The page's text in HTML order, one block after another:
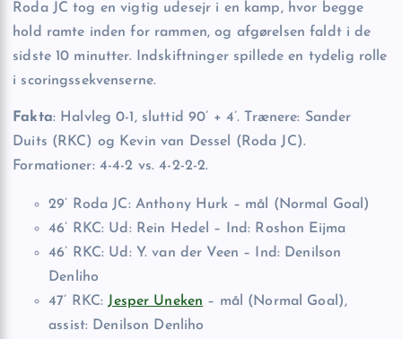
Roda JC tog en vigtig udesejr i en kamp, hvor begge
hold ramte inden for rammen, og afgørelsen faldt i de
sidste 10 minutter. Indskiftninger spillede en tydelig rolle
i scoringssekvenserne.
Fakta: Halvleg 0-1, sluttid 90’ + 4’. Trænere: Sander
Duits (RKC) og Kevin van Dessel (Roda JC).
Formationer: 4-4-2 vs. 4-2-2-2.
29’ Roda JC: Anthony Hurk – mål (Normal Goal)
46’ RKC: Ud: Rein Hedel – Ind: Roshon Eijma
46’ RKC: Ud: Y. van der Veen – Ind: Denilson
Denliho
47’ RKC:Jesper Uneken – mål (Normal Goal),
assist: Denilson Denliho